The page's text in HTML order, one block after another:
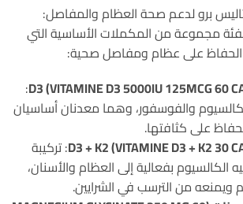
برو لدعم صحة العظام والمفاصل:
مجموعة من المكملات الأساسية التي
الحفاظ على عظام ومفاصل صحية:
:
والفوسفور، وهما معدنان أساسيان
على كثافتها.
: تركيبة
بفعالية إلى العظام والأسنان،
ويمنعه من الترسب في الشرايين.